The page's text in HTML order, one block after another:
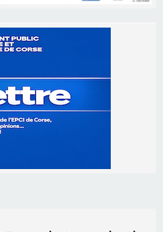
François Gaspari retire
le 13 septembre
à Cruculi le